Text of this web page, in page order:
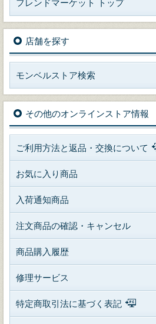
フレンドマーケット トップ
店舗を探す
モンベルストア検索
その他のオンラインストア情報
ご利用方法と返品・交換について
お気に入り商品
入荷通知商品
注文商品の確認・キャンセル
商品購入履歴
修理サービス
特定商取引法に基づく表記